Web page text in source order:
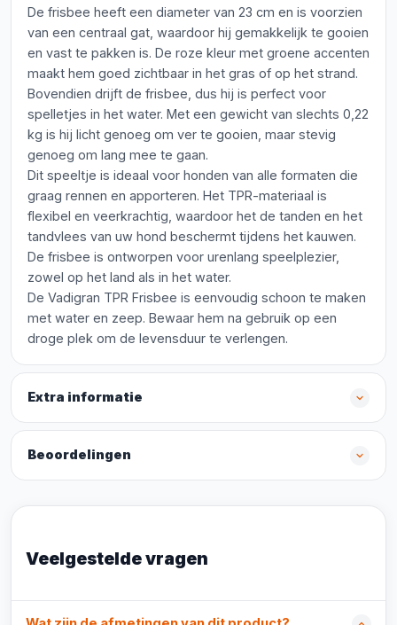
De frisbee heeft een diameter van 23 cm en is voorzien
van een centraal gat, waardoor hij gemakkelijk te gooien
en vast te pakken is. De roze kleur met groene accenten
maakt hem goed zichtbaar in het gras of op het strand.
Bovendien drijft de frisbee, dus hij is perfect voor
spelletjes in het water. Met een gewicht van slechts 0,22
kg is hij licht genoeg om ver te gooien, maar stevig
genoeg om lang mee te gaan.
Dit speeltje is ideaal voor honden van alle formaten die
graag rennen en apporteren. Het TPR-materiaal is
flexibel en veerkrachtig, waardoor het de tanden en het
tandvlees van uw hond beschermt tijdens het kauwen.
De frisbee is ontworpen voor urenlang speelplezier,
zowel op het land als in het water.
De Vadigran TPR Frisbee is eenvoudig schoon te maken
met water en zeep. Bewaar hem na gebruik op een
droge plek om de levensduur te verlengen.
Extra informatie
Beoordelingen
Veelgestelde vragen